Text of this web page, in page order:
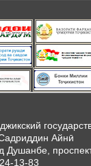
Айнӣ
Душанбе,
13-83